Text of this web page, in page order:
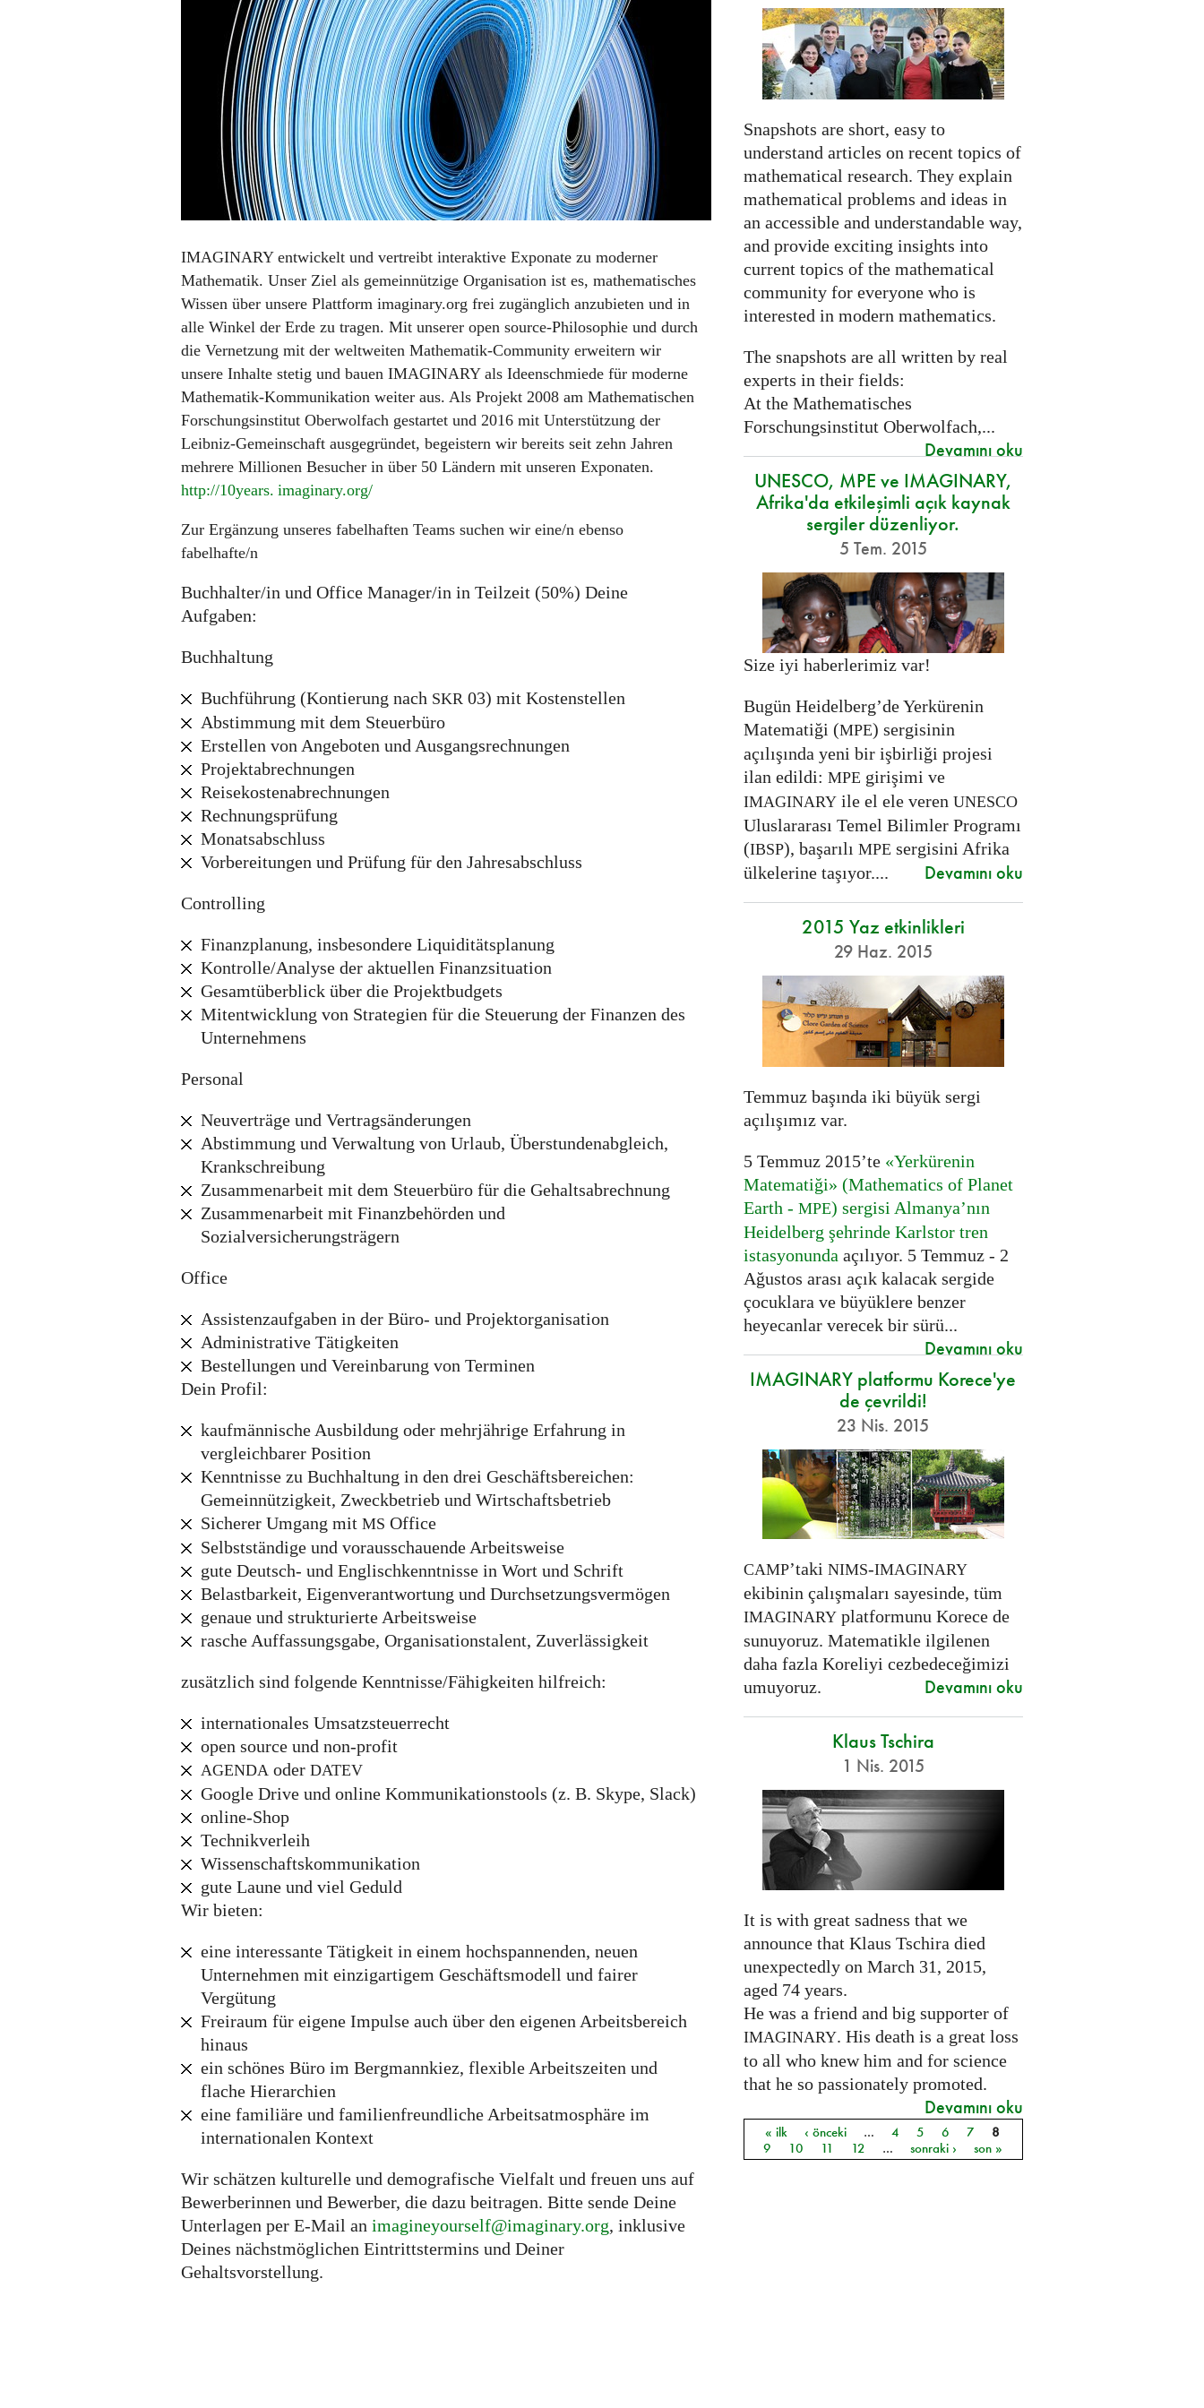
IMAGINARYentwickelt und vertreibt interaktive Exponate zu moderner
Mathematik. Unser Ziel als gemeinnützige Organisation ist es, mathematisches
Wissen über unsere Plattform imaginary.org frei zugänglich anzubieten und in
alle Winkel der Erde zu tragen. Mit unserer open source-Philosophie und durch
die Vernetzung mit der weltweiten Mathematik-Community erweitern wir
unsere Inhalte stetig und bauen IMAGINARYals Ideenschmiede für moderne
Mathematik-Kommunikation weiter aus. Als Projekt 2008 am Mathematischen
Forschungsinstitut Oberwolfach gestartet und 2016 mit Unterstützung der
Leibniz-Gemeinschaft ausgegründet, begeistern wir bereits seit zehn Jahren
mehrere Millionen Besucher in über 50 Ländern mit unseren Exponaten.
http://10years. imaginary.org/
Zur Ergänzung unseres fabelhaften Teams suchen wir eine/n ebenso
fabelhafte/n
Buchhalter/in und Office Manager/in in Teilzeit (50%) Deine
Aufgaben:
Buchhaltung
Buchführung (Kontierung nach SKR 03) mit Kostenstellen
Abstimmung mit dem Steuerbüro
Erstellen von Angeboten und Ausgangsrechnungen
Projektabrechnungen
Reisekostenabrechnungen
Rechnungsprüfung
Monatsabschluss
Vorbereitungen und Prüfung für den Jahresabschluss
Controlling
Finanzplanung, insbesondere Liquiditätsplanung
Kontrolle/Analyse der aktuellen Finanzsituation
Gesamtüberblick über die Projektbudgets
Mitentwicklung von Strategien für die Steuerung der Finanzen des
Unternehmens
Personal
Neuverträge und Vertragsänderungen
Abstimmung und Verwaltung von Urlaub, Überstundenabgleich,
Krankschreibung
Zusammenarbeit mit dem Steuerbüro für die Gehaltsabrechnung
Zusammenarbeit mit Finanzbehörden und
Sozialversicherungsträgern
Office
Assistenzaufgaben in der Büro- und Projektorganisation
Administrative Tätigkeiten
Bestellungen und Vereinbarung von Terminen
Dein Profil:
kaufmännische Ausbildung oder mehrjährige Erfahrung in
vergleichbarer Position
Kenntnisse zu Buchhaltung in den drei Geschäftsbereichen:
Gemeinnützigkeit, Zweckbetrieb und Wirtschaftsbetrieb
Sicherer Umgang mit MS Office
Selbstständige und vorausschauende Arbeitsweise
gute Deutsch- und Englischkenntnisse in Wort und Schrift
Belastbarkeit, Eigenverantwortung und Durchsetzungsvermögen
genaue und strukturierte Arbeitsweise
rasche Auffassungsgabe, Organisationstalent, Zuverlässigkeit
zusätzlich sind folgende Kenntnisse/Fähigkeiten hilfreich:
internationales Umsatzsteuerrecht
open source und non-profit
AGENDA oder DATEV
Google Drive und online Kommunikationstools (z. B. Skype, Slack)
online-Shop
Technikverleih
Wissenschaftskommunikation
gute Laune und viel Geduld
Wir bieten:
eine interessante Tätigkeit in einem hochspannenden, neuen
Unternehmen mit einzigartigem Geschäftsmodell und fairer
Vergütung
Freiraum für eigene Impulse auch über den eigenen Arbeitsbereich
hinaus
ein schönes Büro im Bergmannkiez, flexible Arbeitszeiten und
flache Hierarchien
eine familiäre und familienfreundliche Arbeitsatmosphäre im
internationalen Kontext
Wir schätzen kulturelle und demografische Vielfalt und freuen uns auf
Bewerberinnen und Bewerber, die dazu beitragen. Bitte sende Deine
Unterlagen per E-Mail an imagineyourself@imaginary.org, inklusive
Deines nächstmöglichen Eintrittstermins und Deiner
Gehaltsvorstellung.
Snapshots are short, easy to
understand articles on recent topics of
mathematical research. They explain
mathematical problems and ideas in
an accessible and understandable way,
and provide exciting insights into
current topics of the mathematical
community for everyone who is
interested in modern mathematics.
The snapshots are all written by real
experts in their fields:
At the Mathematisches
Forschungsinstitut Oberwolfach,...
Devamını oku
UNESCO, MPE ve IMAGINARY,
Afrika'da etkileşimli açık kaynak
sergiler düzenliyor.
5 Tem. 2015
Size iyi haberlerimiz var!
Bugün Heidelberg’de Yerkürenin
Matematiği (MPE) sergisinin
açılışında yeni bir işbirliği projesi
ilan edildi: MPE girişimi ve
IMAGINARYile el ele veren UNESCO
Uluslararası Temel Bilimler Programı
(IBSP), başarılı MPE sergisini Afrika
ülkelerine taşıyor....
Devamını oku
2015 Yaz etkinlikleri
29 Haz. 2015
Temmuz başında iki büyük sergi
açılışımız var.
5 Temmuz 2015’te «Yerkürenin
Matematiği» (Mathematics of Planet
Earth - MPE) sergisi Almanya’nın
Heidelberg şehrinde Karlstor tren
istasyonunda açılıyor. 5 Temmuz - 2
Ağustos arası açık kalacak sergide
çocuklara ve büyüklere benzer
heyecanlar verecek bir sürü...
Devamını oku
IMAGINARY platformu Korece'ye
de çevrildi!
23 Nis. 2015
CAMP’taki NIMS-IMAGINARY
ekibinin çalışmaları sayesinde, tüm
IMAGINARYplatformunu Korece de
sunuyoruz. Matematikle ilgilenen
daha fazla Koreliyi cezbedeceğimizi
umuyoruz.
Devamını oku
Klaus Tschira
1 Nis. 2015
It is with great sadness that we
announce that Klaus Tschira died
unexpectedly on March 31, 2015,
aged 74 years.
He was a friend and big supporter of
IMAGINARY. His death is a great loss
to all who knew him and for science
that he so passionately promoted.
Devamını oku
Sayfalar
« ilk ‹ önceki … 4 5 6 7
8
9
10 11 12 … sonraki › son »